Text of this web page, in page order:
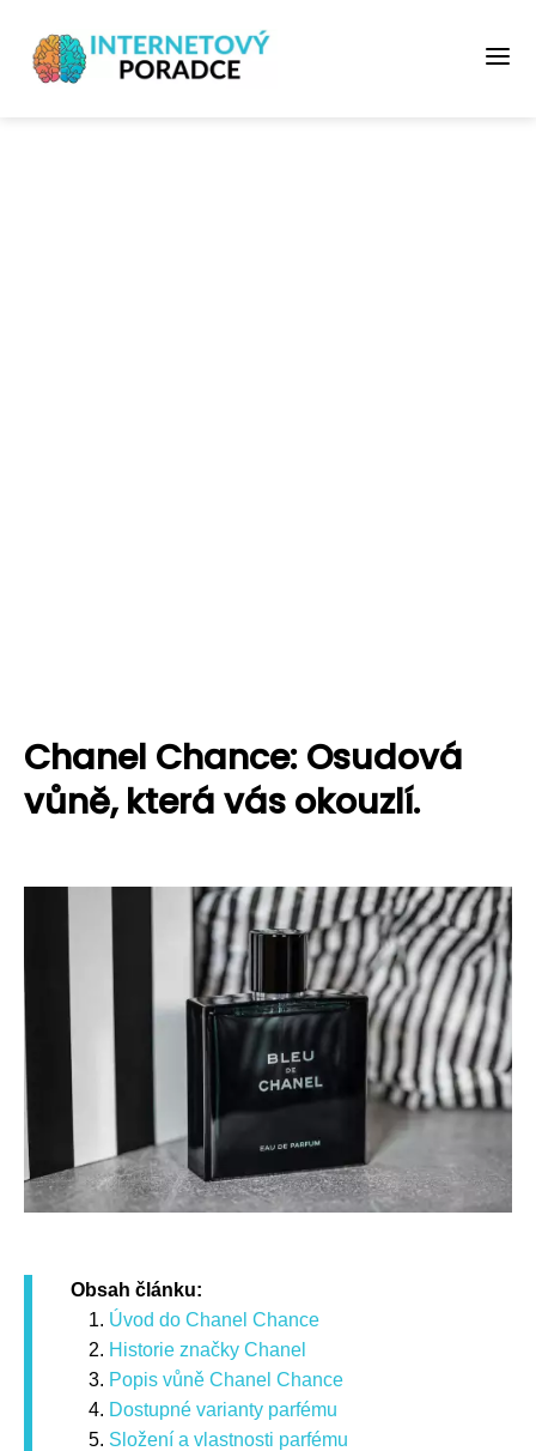
Chanel Chance: Osudová
vůně, která vás okouzlí.
Obsah článku:
Úvod do Chanel Chance
Historie značky Chanel
Popis vůně Chanel Chance
Dostupné varianty parfému
Složení a vlastnosti parfému